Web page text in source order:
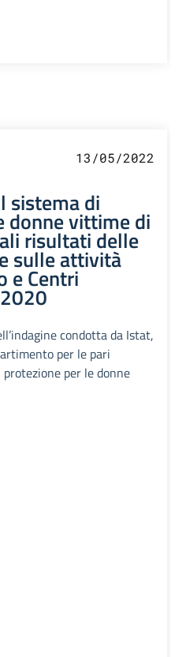
13/05/2022
sistema di
donne vittime di
risultati delle
sulle attività
e Centri
condotta da Istat,
per le pari
per le donne